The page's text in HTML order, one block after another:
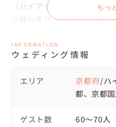
（ハイアットに入られてい
う縁もあり、フリープラン
◯私からサプライズを提案
・新郎様から新婦様へ、お手
・ご両親からおふたりへウ
◯撮影チームとの打ち合わせ
初対面の新郎様とカメラマン
もっ
INFORMATION
ウェディング情報
エリア 京都府/ハ
都、京都
ゲスト数 60〜70人